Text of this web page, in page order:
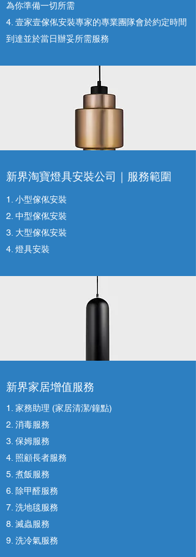
為你準備一切所需
4. ​壹家壹傢俬安裝專家的專業團隊會於約定時間
到達並於當日辦妥所需服務
新界淘寶燈具安裝公司｜ 服務範圍
1. 小型傢俬安裝
2. 中型傢俬安裝
3. 大型傢俬安裝
4. 燈具安裝
新界家居增值服務
1. 家務助理 (家居清潔/鐘點)
2. 消毒服務
3. 保姆服務
4. 照顧長者服務
5. 煮飯服務
6. 除甲醛服務
7. 洗地毯服務
8. 滅蟲服務
9. 洗冷氣服務